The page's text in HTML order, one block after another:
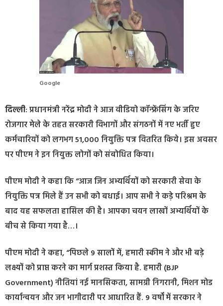
Google
दिल्ली: प्रधानमंत्री नरेंद्र मोदी ने आज वीडियो कॉन्फ्रेंसिंग के जरिए
रोजगार मेले के तहत सरकारी विभागों और संगठनों में नए भर्ती हुए
कर्मचारियों को लगभग 51,000 नियुक्ति पत्र वितरित किये। इस अवसर
पर पीएम ने इन नियुक्त लोगों को संबोधित किया।
पीएम मोदी ने कहा कि “आज जिन अभ्यर्थियों को सरकारी सेवा के
नियुक्ति पत्र मिले हैं उन सभी को बधाई। आप सभी ने कड़े परिश्रम के
बाद यह सफलता हासिल की है। आपका चयन लाखों अभ्यर्थियों के
बीच से किया गया है…।
पीएम मोदी ने कहा, “पिछले 9 सालों में, हमारी स्कीम ने और भी बड़े
लक्ष्यों को प्राप्त करने का मार्ग प्रशस्त किया है. हमारी (BJP
Government) नीतियां नई मानसिकता, सामग्री निगरानी, मिशन मोड
कार्यान्वयन और जन भागीदारी पर आधारित हैं. 9 वर्षों में सरकार ने